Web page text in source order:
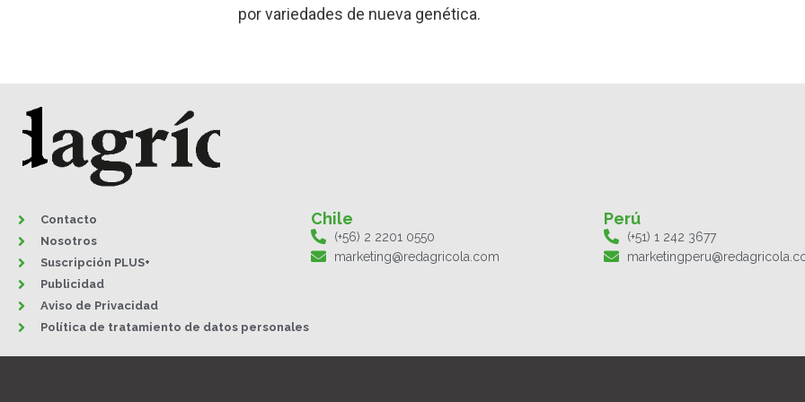
por variedades de nueva genética.
Contacto
Nosotros
Suscripción PLUS+
Publicidad
Aviso de Privacidad
Política de tratamiento de datos personales
Chile
(+56) 2 2201 0550
marketing@redagricola.com
Perú
(+51) 1 242 3677